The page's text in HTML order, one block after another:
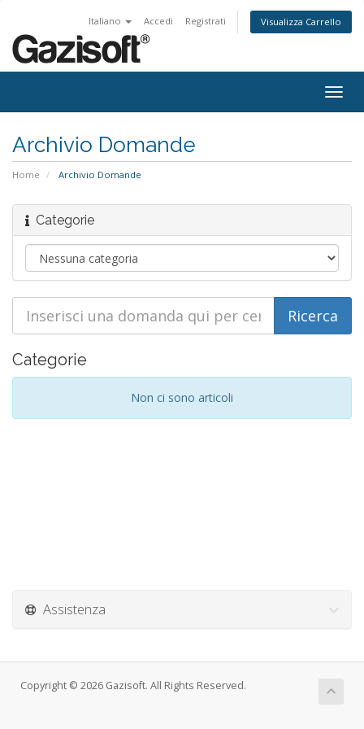
Italiano Accedi Registrati Visualizza Carrello
Archivio Domande
Home Archivio Domande
Categorie
Categorie
Non ci sono articoli
Assistenza
Copyright © 2026 Gazisoft. All Rights Reserved.